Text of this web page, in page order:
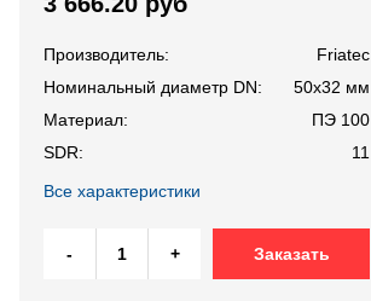
Производитель:
Friatec
Номинальный диаметр DN:
50х32 мм
Материал:
ПЭ 100
SDR:
11
Все характеристики
- + Заказать